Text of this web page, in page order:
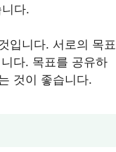
다.
입니다. 서로의 목표
다. 목표를 공유하
것이 좋습니다.